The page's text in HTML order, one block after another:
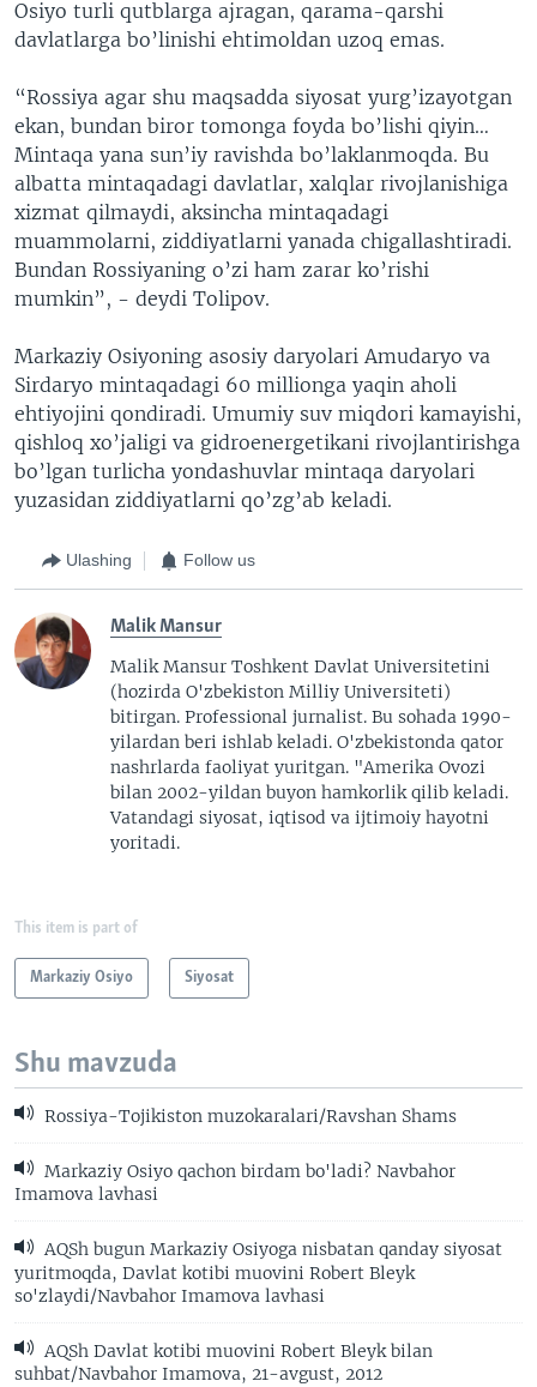
Osiyo turli qutblarga ajragan, qarama-qarshi
davlatlarga bo’linishi ehtimoldan uzoq emas.
“Rossiya agar shu maqsadda siyosat yurg’izayotgan
ekan, bundan biror tomonga foyda bo’lishi qiyin…
Mintaqa yana sun’iy ravishda bo’laklanmoqda. Bu
albatta mintaqadagi davlatlar, xalqlar rivojlanishiga
xizmat qilmaydi, aksincha mintaqadagi
muammolarni, ziddiyatlarni yanada chigallashtiradi.
Bundan Rossiyaning o’zi ham zarar ko’rishi
mumkin”, - deydi Tolipov.
Markaziy Osiyoning asosiy daryolari Amudaryo va
Sirdaryo mintaqadagi 60 millionga yaqin aholi
ehtiyojini qondiradi. Umumiy suv miqdori kamayishi,
qishloq xo’jaligi va gidroenergetikani rivojlantirishga
bo’lgan turlicha yondashuvlar mintaqa daryolari
yuzasidan ziddiyatlarni qo’zg’ab keladi.
Ulashing Follow us
Malik Mansur
Malik Mansur Toshkent Davlat Universitetini
(hozirda O'zbekiston Milliy Universiteti)
bitirgan. Professional jurnalist. Bu sohada 1990-
yilardan beri ishlab keladi. O'zbekistonda qator
nashrlarda faoliyat yuritgan. "Amerika Ovozi
bilan 2002-yildan buyon hamkorlik qilib keladi.
Vatandagi siyosat, iqtisod va ijtimoiy hayotni
yoritadi.
This item is part of
Markaziy Osiyo Siyosat
Shu mavzuda
Rossiya-Tojikiston muzokaralari/Ravshan Shams
Markaziy Osiyo qachon birdam bo'ladi? Navbahor
Imamova lavhasi
AQSh bugun Markaziy Osiyoga nisbatan qanday siyosat
yuritmoqda, Davlat kotibi muovini Robert Bleyk
so'zlaydi/Navbahor Imamova lavhasi
AQSh Davlat kotibi muovini Robert Bleyk bilan
suhbat/Navbahor Imamova, 21-avgust, 2012